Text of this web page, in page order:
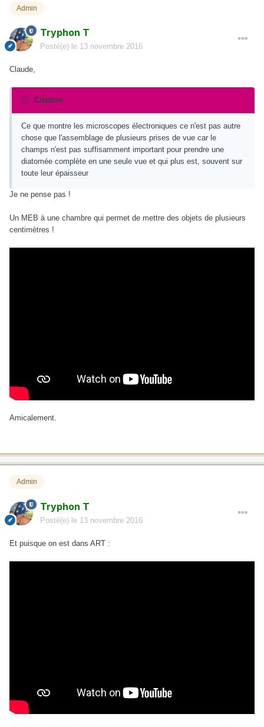
Admin
Tryphon T
Posté(e) le 13 novembre 2016
Claude,
Citation
Ce que montre les microscopes électroniques ce n'est pas autre
chose que l'assemblage de plusieurs prises de vue car le
champs n'est pas suffisamment important pour prendre une
diatomée complète en une seule vue et qui plus est, souvent sur
toute leur épaisseur
Je ne pense pas !
Un MEB à une chambre qui permet de mettre des objets de plusieurs
centimètres !
Amicalement.
Admin
Tryphon T
Posté(e) le 13 novembre 2016
Et puisque on est dans ART :